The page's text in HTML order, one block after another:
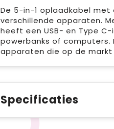
De 5-in-1 oplaadkabel met
verschillende apparaten.
heeft een USB- en Type
powerbanks of computers.
apparaten die op de markt
Specificaties